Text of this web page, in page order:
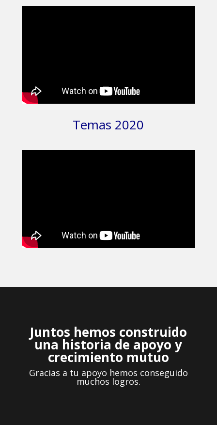
Temas 2020
Juntos hemos construido
una historia de apoyo y
crecimiento mutuo
Gracias a tu apoyo hemos conseguido
muchos logros.